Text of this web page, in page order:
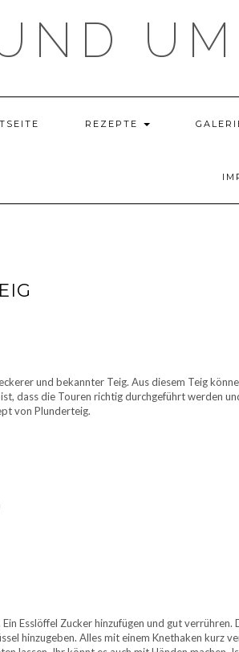
REZEPTE
und bekannter Teig. Aus diesem Teig
dass die Touren richtig durchgeführt werden
von Plunderteig.
Esslöffel Zucker hinzufügen und gut
hinzugeben. Alles mit einem Knethaken kurz